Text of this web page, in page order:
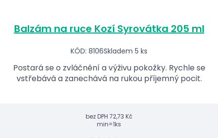
Balzám na ruce Kozí Syrovátka 205 ml
KÓD: 8106Skladem 5 ks
Postará se o zvláčnění a výživu pokožky. Rychle se
vstřebává a zanechává na rukou příjemný pocit.
bez DPH 72,73 Kč
min=1ks